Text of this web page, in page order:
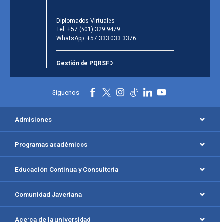
Diplomados Virtuales
Tel: +57 (601) 329 9479
WhatsApp: +57 333 033 3376
Gestión de PQRSFD
Síguenos
Admisiones
Programas académicos
Educación Continua y Consultoría
Comunidad Javeriana
Acerca de la universidad